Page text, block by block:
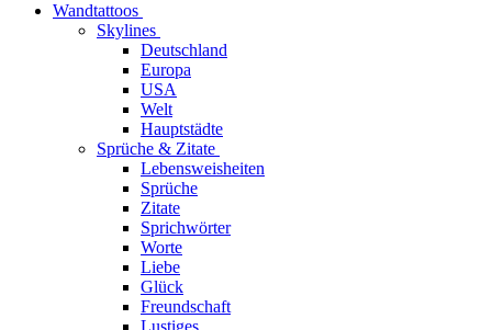
Wandtattoos
Skylines
Deutschland
Europa
USA
Welt
Hauptstädte
Sprüche & Zitate
Lebensweisheiten
Sprüche
Zitate
Sprichwörter
Worte
Liebe
Glück
Freundschaft
Lustiges